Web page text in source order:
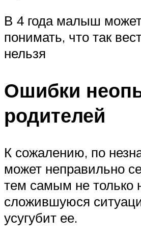
В 4 года малыш
понимать, что так
нельзя
Ошибки
родителей
К сожалению, по
может неправильно
тем самым не только
сложившуюся
усугубит ее.